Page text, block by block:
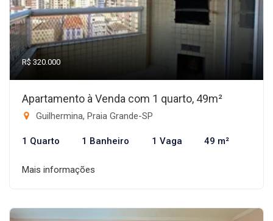
R$ 320.000
Apartamento à Venda com 1 quarto, 49m²
Guilhermina, Praia Grande-SP
1 Quarto 1 Banheiro 1 Vaga 49 m²
Mais informações